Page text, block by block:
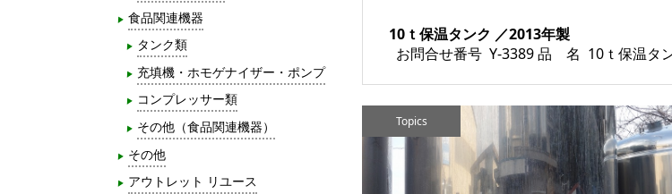
10ｔ保温タンク ／2013年製
Topics
食品関連機器
タンク類
充填機・ホモゲナイザー・ポンプ
コンプレッサー類
その他（食品関連機器）
その他
アウトレット リユース